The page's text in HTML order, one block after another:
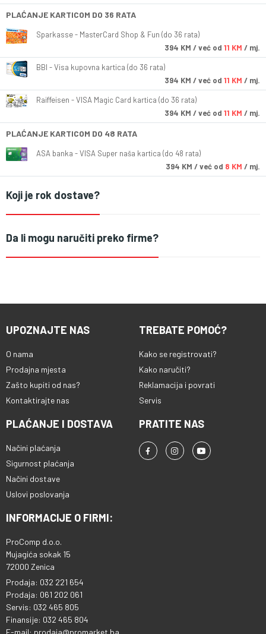
PLAĆANJE KARTICOM DO 36 RATA
Sparkasse - MasterCard Shop & Fun (do 36 rata)
394 KM / već od 11 KM / mj.
BBI - Visa kupovna kartica (do 36 rata)
394 KM / već od 11 KM / mj.
Raiffeisen - VISA Magic Card kartica (do 36 rata)
394 KM / već od 11 KM / mj.
PLAĆANJE KARTICOM DO 48 RATA
ASA banka - VISA Super naša kartica (do 48 rata)
394 KM / već od 8 KM / mj.
Koji je rok dostave?
Da li mogu naručiti preko firme?
UPOZNAJTE NAS
O nama
Prodajna mjesta
Zašto kupiti od nas?
Kontaktirajte nas
TREBATE POMOĆ?
Kako se registrovati?
Kako naručiti?
Reklamacija i povrati
Servis
PLAĆANJE I DOSTAVA
Načini plaćanja
Sigurnost plaćanja
Načini dostave
Uslovi poslovanja
PRATITE NAS
INFORMACIJE O FIRMI:
ProComp d.o.o.
Mujagića sokak 15
72000 Zenica
Prodaja: 032 221 654
Prodaja: 061 202 061
Servis: 032 465 805
Finansije: 032 465 804